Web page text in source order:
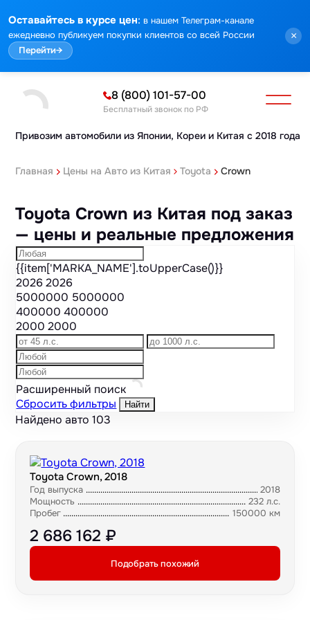
Оставайтесь в курсе цен: в нашем Телеграм-канале
ежедневно публикуем покупки клиентов со всей России
Перейти→
×
Привозим автомобили из Японии, Кореи и Китая с 2018 года
8 (800) 101-57-00
Бесплатный звонок по РФ
Главная Цены на Авто из Китая Toyota Crown
Toyota Crown из Китая под заказ
— цены и реальные предложения
{{item['MARKA_NAME'].toUpperCase()}}
20262026
5000000 5000000
400000400000
20002000
Расширенный поиск
Сбросить фильтры
Найти
Найдено авто103
Toyota Crown, 2018
Год выпуска
2018
Мощность
232 л.с.
Пробег
150000 км
2 686 162 ₽
Подобрать похожий